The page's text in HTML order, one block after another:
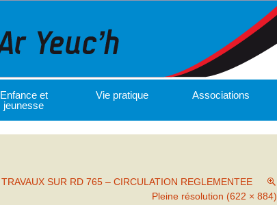
Enfance et
jeunesse
Vie pratique Associations
TRAVAUX SUR RD 765 – CIRCULATION REGLEMENTEE
Pleine résolution (622 × 884)